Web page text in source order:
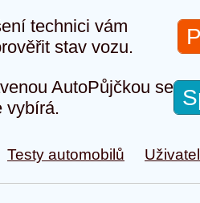
technici vám
stav vozu.
AutoPůjčkou se
vybírá.
Testy automobilů